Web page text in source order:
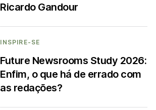
Ricardo Gandour
INSPIRE-SE
Future Newsrooms Study 2026:
Enfim, o que há de errado com
as redações?